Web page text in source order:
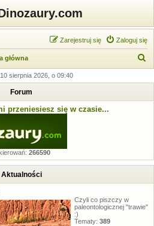
Zaloguj się
Zarejestruj się
główna
k
sierpnia 2026, o 09:40
Forum
przeniesiesz się w czasie...
266590
Aktualności
Czyli co piszczy w
paleontologicznej "trawie"
:)
Tematy: 389